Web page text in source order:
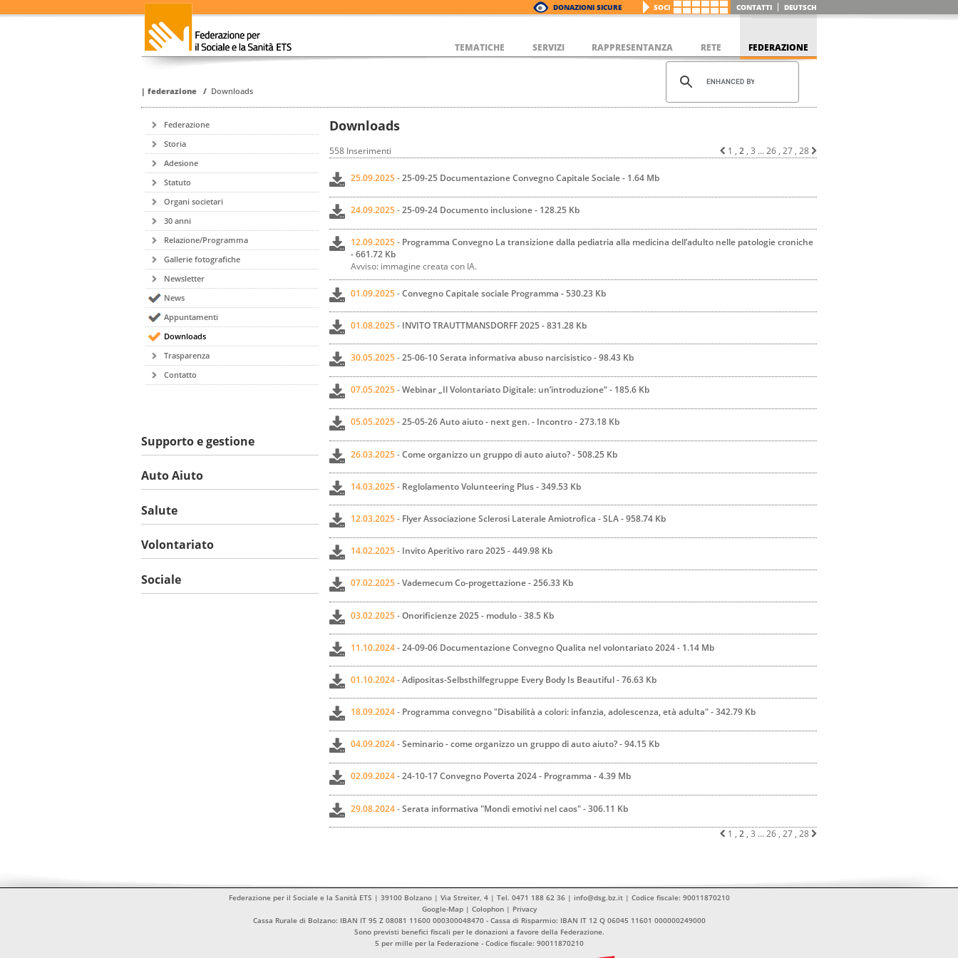
DONAZIONI SICURE SOCI CONTATTI DEUTSCH
TEMATICHE SERVIZI RAPPRESENTANZA RETE FEDERAZIONE
| federazione / Downloads
Federazione
Storia
Adesione
Statuto
Organi societari
30 anni
Relazione/Programma
Gallerie fotografiche
Newsletter
News
Appuntamenti
Downloads
Trasparenza
Contatto
Supporto e gestione
Auto Aiuto
Salute
Volontariato
Sociale
Downloads
558 Inserimenti 1 , 2 , 3 ...26 , 27 , 28
25.09.2025-25-09-25 Documentazione Convegno Capitale Sociale - 1.64 Mb
24.09.2025-25-09-24 Documento inclusione - 128.25 Kb
12.09.2025- Programma Convegno La transizione dalla pediatria alla medicina dell’adulto nelle patologie croniche
- 661.72 Kb
Avviso: immagine creata con IA.
01.09.2025-Convegno Capitale sociale Programma - 530.23 Kb
01.08.2025- INVITO TRAUTTMANSDORFF 2025 - 831.28 Kb
30.05.2025-25-06-10 Serata informativa abuso narcisistico - 98.43 Kb
07.05.2025-Webinar „Il Volontariato Digitale: un’introduzione“ - 185.6 Kb
05.05.2025-25-05-26 Auto aiuto - next gen. - Incontro - 273.18 Kb
26.03.2025-Come organizzo un gruppo di auto aiuto? - 508.25 Kb
14.03.2025- Reglolamento Volunteering Plus - 349.53 Kb
12.03.2025- Flyer Associazione Sclerosi Laterale Amiotrofica - SLA - 958.74 Kb
14.02.2025- Invito Aperitivo raro 2025 - 449.98 Kb
07.02.2025-Vademecum Co-progettazione - 256.33 Kb
03.02.2025-Onorificienze 2025 - modulo - 38.5 Kb
11.10.2024-24-09-06 Documentazione Convegno Qualita nel volontariato 2024 - 1.14 Mb
01.10.2024-Adipositas-Selbsthilfegruppe Every Body Is Beautiful - 76.63 Kb
18.09.2024- Programma convegno "Disabilità a colori: infanzia, adolescenza, età adulta" - 342.79 Kb
04.09.2024-Seminario - come organizzo un gruppo di auto aiuto? - 94.15 Kb
02.09.2024-24-10-17 Convegno Poverta 2024 - Programma - 4.39 Mb
29.08.2024-Serata informativa "Mondi emotivi nel caos" - 306.11 Kb
1 , 2 , 3 ...26 , 27 , 28
Federazione per il Sociale e la Sanità ETS | 39100 Bolzano | Via Streiter, 4 | Tel. 0471 188 62 36 | info@dsg.bz.it | Codice fiscale: 90011870210
Google-Map | Colophon | Privacy
Cassa Rurale di Bolzano: IBAN IT 95 Z 08081 11600 000300048470 - Cassa di Risparmio: IBAN IT 12 Q 06045 11601 000000249000
Sono previsti benefici fiscali per le donazioni a favore della Federazione.
5 per mille per la Federazione - Codice fiscale: 90011870210